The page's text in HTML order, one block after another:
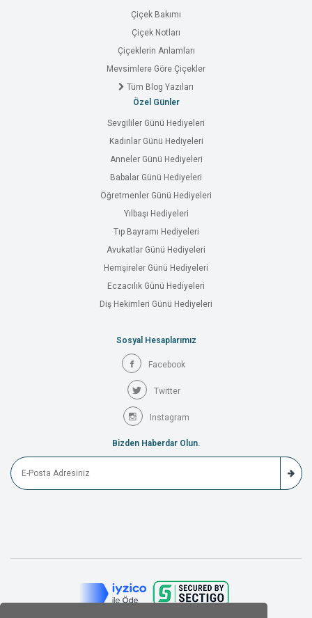
Çiçek Bakımı
Çiçek Notları
Çiçeklerin Anlamları
Mevsimlere Göre Çiçekler
Tüm Blog Yazıları
Özel Günler
Sevgililer Günü Hediyeleri
Kadınlar Günü Hediyeleri
Anneler Günü Hediyeleri
Babalar Günü Hediyeleri
Öğretmenler Günü Hediyeleri
Yılbaşı Hediyeleri
Tıp Bayramı Hediyeleri
Avukatlar Günü Hediyeleri
Hemşireler Günü Hediyeleri
Eczacılık Günü Hediyeleri
Diş Hekimleri Günü Hediyeleri
Sosyal Hesaplarımız
Facebook
Twitter
Instagram
Bizden Haberdar Olun.